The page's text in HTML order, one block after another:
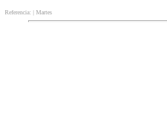
Referencia: | Martes